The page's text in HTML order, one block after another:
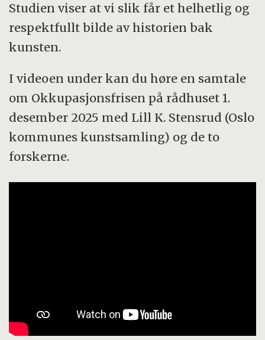
Studien viser at vi slik får et helhetlig og
respektfullt bilde av historien bak
kunsten.
I videoen under kan du høre en samtale
om Okkupasjonsfrisen på rådhuset 1.
desember 2025 med Lill K. Stensrud (Oslo
kommunes kunstsamling) og de to
forskerne.